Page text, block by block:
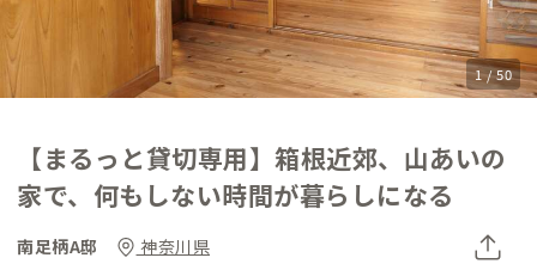
1 / 50
【まるっと貸切専用】箱根近郊、山あいの
家で、何もしない時間が暮らしになる
南足柄A邸 神奈川県